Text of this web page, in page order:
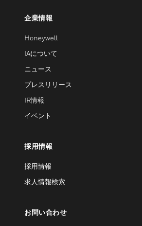
企業情報
Honeywell
IAについて
ニュース
プレスリリース
IR情報
イベント
採用情報
採用情報
求人情報検索
お問い合わせ